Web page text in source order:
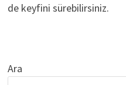
de keyfini sürebilirsiniz.
Ara